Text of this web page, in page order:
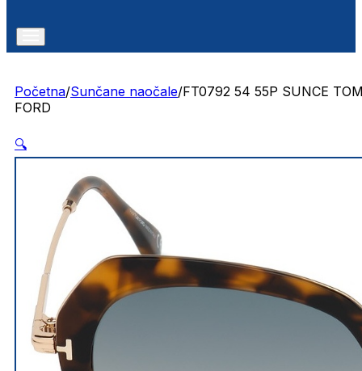
Početna/Sunčane naočale/FT0792 54 55P SUNCE
FORD
🔍